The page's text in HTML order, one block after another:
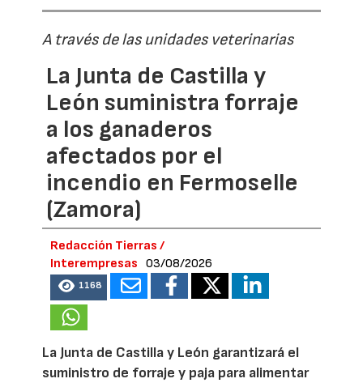
A través de las unidades veterinarias
La Junta de Castilla y
León suministra forraje
a los ganaderos
afectados por el
incendio en Fermoselle
(Zamora)
Redacción Tierras /
Interempresas
03/08/2026
1168
La Junta de Castilla y León garantizará el
suministro de forraje y paja para alimentar